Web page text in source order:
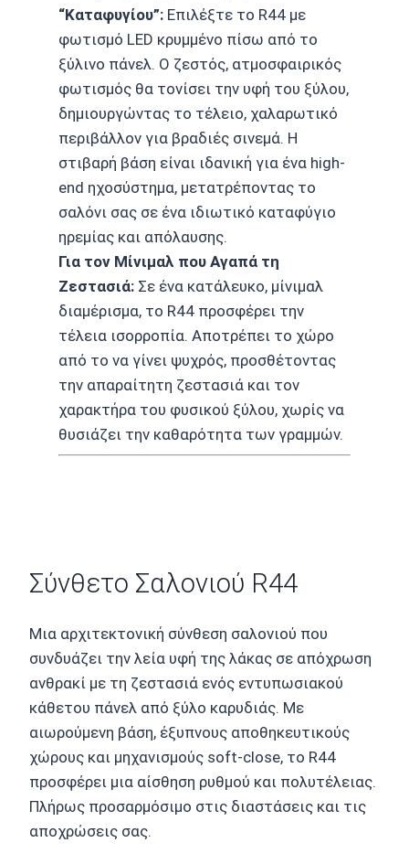
“Καταφυγίου”: Επιλέξτε το R44 με
φωτισμό LED κρυμμένο πίσω από το
ξύλινο πάνελ. Ο ζεστός, ατμοσφαιρικός
φωτισμός θα τονίσει την υφή του ξύλου,
δημιουργώντας το τέλειο, χαλαρωτικό
περιβάλλον για βραδιές σινεμά. Η
στιβαρή βάση είναι ιδανική για ένα high-
end ηχοσύστημα, μετατρέποντας το
σαλόνι σας σε ένα ιδιωτικό καταφύγιο
ηρεμίας και απόλαυσης.
Για τον Μίνιμαλ που Αγαπά τη
Ζεστασιά: Σε ένα κατάλευκο, μίνιμαλ
διαμέρισμα, το R44 προσφέρει την
τέλεια ισορροπία. Αποτρέπει το χώρο
από το να γίνει ψυχρός, προσθέτοντας
την απαραίτητη ζεστασιά και τον
χαρακτήρα του φυσικού ξύλου, χωρίς να
θυσιάζει την καθαρότητα των γραμμών.
Σύνθετο Σαλονιού R44
Μια αρχιτεκτονική σύνθεση σαλονιού που
συνδυάζει την λεία υφή της λάκας σε απόχρωση
ανθρακί με τη ζεστασιά ενός εντυπωσιακού
κάθετου πάνελ από ξύλο καρυδιάς. Με
αιωρούμενη βάση, έξυπνους αποθηκευτικούς
χώρους και μηχανισμούς soft-close, το R44
προσφέρει μια αίσθηση ρυθμού και πολυτέλειας.
Πλήρως προσαρμόσιμο στις διαστάσεις και τις
αποχρώσεις σας.